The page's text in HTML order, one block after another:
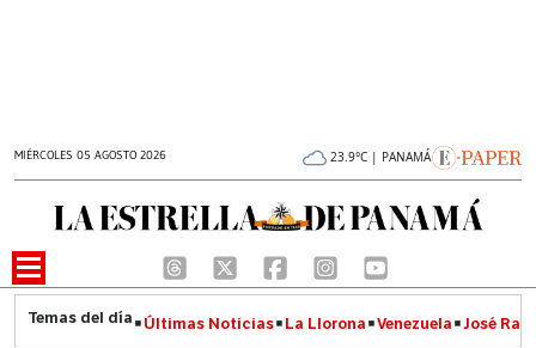
MIÉRCOLES 05 AGOSTO 2026 23.9°C | PANAMÁ
Últimas Noticias La Llorona Venezuela José